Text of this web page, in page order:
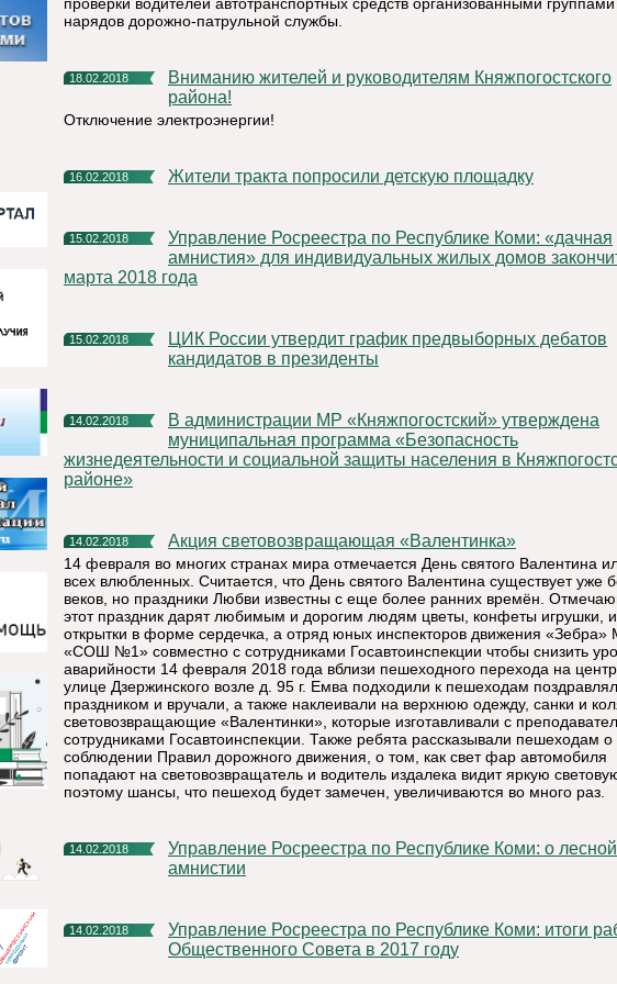
нарядов дорожно-патрульной службы.
18.02.2018
Вниманию жителей и руководителям Княжпогостского
района!
Отключение электроэнергии!
16.02.2018 Жители тракта попросили детскую площадку
15.02.2018
Управление Росреестра по Республике Коми: «дачная
амнистия» для индивидуальных жилых домов
марта 2018 года
15.02.2018
ЦИК России утвердит график предвыборных дебатов
кандидатов в президенты
14.02.2018
В администрации МР «Княжпогостский» утверждена
муниципальная программа «Безопасность
жизнедеятельности и социальной защиты населения в
районе»
14.02.2018 Акция световозвращающая «Валентинка»
14 февраля во многих странах мира отмечается День святого Валентина
всех влюбленных. Считается, что День святого Валентина существует уже
веков, но праздники Любви известны с еще более ранних времён.
этот праздник дарят любимым и дорогим людям цветы, конфеты игрушки,
открытки в форме сердечка, а отряд юных инспекторов движения
«СОШ №1» совместно с сотрудниками Госавтоинспекции чтобы снизить
аварийности 14 февраля 2018 года вблизи пешеходного перехода на
улице Дзержинского возле д. 95 г. Емва подходили к пешеходам
праздником и вручали, а также наклеивали на верхнюю одежду, санки и
световозвращающие «Валентинки», которые изготавливали с
сотрудниками Госавтоинспекции. Также ребята рассказывали пешеходам о
соблюдении Правил дорожного движения, о том, как свет фар автомобиля
попадают на световозвращатель и водитель издалека видит яркую световую
поэтому шансы, что пешеход будет замечен, увеличиваются во много раз.
14.02.2018
Управление Росреестра по Республике Коми: о лесной
амнистии
14.02.2018
Управление Росреестра по Республике Коми: итоги работы
Общественного Совета в 2017 году